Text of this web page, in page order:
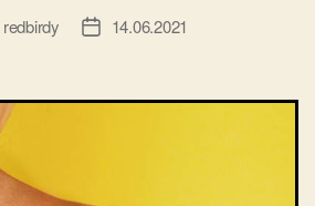
redbirdy
Дата14.06.2021